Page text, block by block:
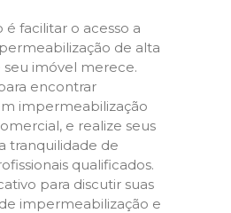
é facilitar o acesso a
de alta
imóvel merece.
encontrar
impermeabilização
e realize seus
tranquilidade de
qualificados.
para discutir suas
impermeabilização e